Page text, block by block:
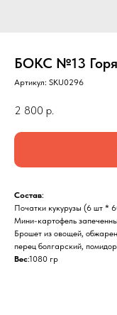
БОКС №13
Артикул: SKU0296
2 800 р.
Состав:
Початки кукурузы (6 шт *
Мини-картофель
Брошет из овощей,
перец болгарский,
Вес:1080 гр